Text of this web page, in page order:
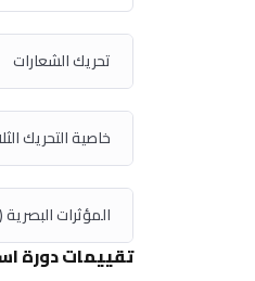
تحريك الشعارات
خاصية التحريك
المؤثرات
تقييمات دورة